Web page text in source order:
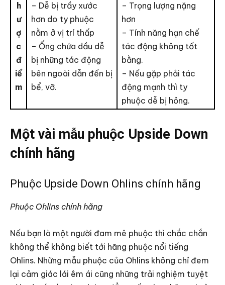
h
ư
ợ
c
đ
iể
m
– Dễ bị trầy xước
hơn do ty phuộc
nằm ở vị trí thấp
– Ống chứa dầu dễ
bị những tác động
bên ngoài dẫn đến bị
bể, vỡ.
– Trọng lượng nặng
hơn
– Tính năng hạn chế
tác động không tốt
bằng.
– Nếu gặp phải tác
động mạnh thì ty
phuộc dễ bị hỏng.
Một vài mẫu phuộc Upside Down
chính hãng
Phuộc Upside Down Ohlins chính hãng
Phuộc Ohlins chính hãng
Nếu bạn là một người đam mê phuộc thì chắc chắn
không thể không biết tới hãng phuộc nổi tiếng
Ohlins. Những mẫu phuộc của Ohlins không chỉ đem
lại cảm giác lái êm ái cũng những trải nghiệm tuyệt